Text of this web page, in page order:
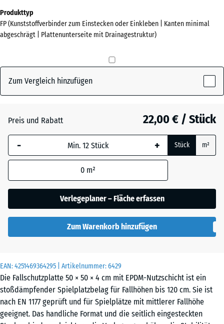
EAN:4251469364295 | Artikelnummer:6429
Die Fallschutzplatte 50 × 50 × 4 cm mit EPDM-Nutzschicht ist ein
stoßdämpfender Spielplatzbelag für Fallhöhen bis 120 cm. Sie ist
nach EN 1177 geprüft und für Spielplätze mit mittlerer Fallhöhe
geeignet. Das handliche Format und die seitlich eingesteckten
Farben?
Farbpalette
(active)
Granit
Englischer
Lavendel
Produkttyp
FP (Kunststoffverbinder zum Einstecken oder Einkleben | Kanten minimal
abgeschrägt | Plattenunterseite mit Drainagestruktur)
Zum Vergleich hinzufügen
Preis und Rabatt 22,00 € / Stück
- + Stück m²
0 m²
Verlegeplaner – Fläche erfassen
Zum Warenkorb hinzufügen